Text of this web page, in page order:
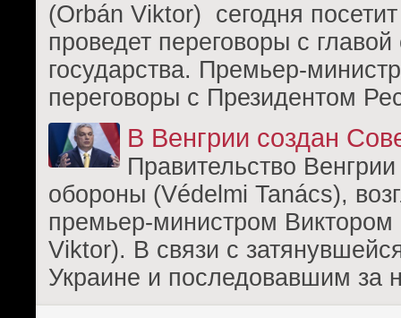
(Orbán Viktor) сегодня
проведет переговоры с главой
государства. Премьер-
переговоры с Президентом
В Венгрии создан
Правительство
обороны (Védelmi Tanács),
премьер-министром
Viktor). В связи с
Украине и последовавшим за